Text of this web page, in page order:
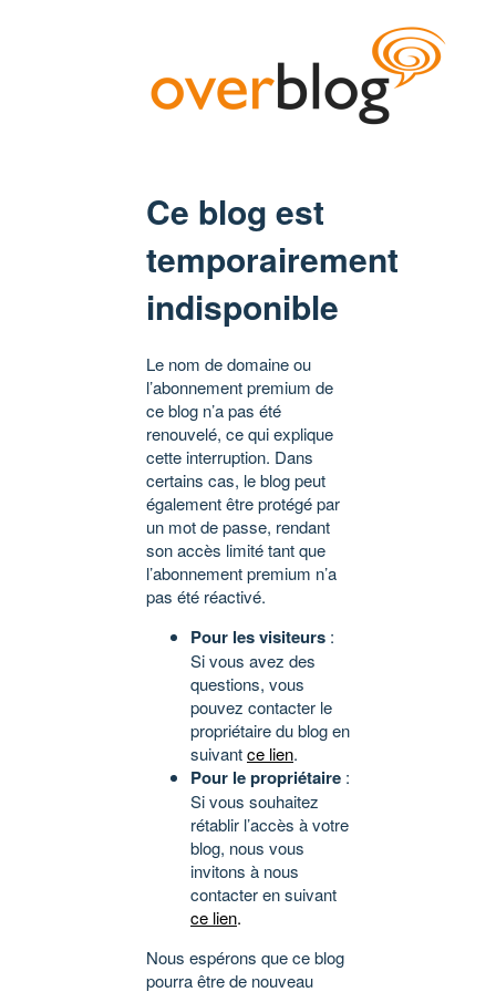
Ce blog est
temporairement
indisponible
Le nom de domaine ou
l’abonnement premium de
ce blog n’a pas été
renouvelé, ce qui explique
cette interruption. Dans
certains cas, le blog peut
également être protégé par
un mot de passe, rendant
son accès limité tant que
l’abonnement premium n’a
pas été réactivé.
Pour les visiteurs :
Si vous avez des
questions, vous
pouvez contacter le
propriétaire du blog en
suivantce lien.
Pour le propriétaire :
Si vous souhaitez
rétablir l’accès à votre
blog, nous vous
invitons à nous
contacter en suivant
ce lien.
Nous espérons que ce blog
pourra être de nouveau